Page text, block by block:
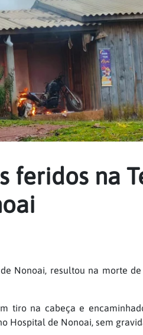
na
Nonoai, resultou na morte
tiro na cabeça e
Hospital de Nonoai, sem